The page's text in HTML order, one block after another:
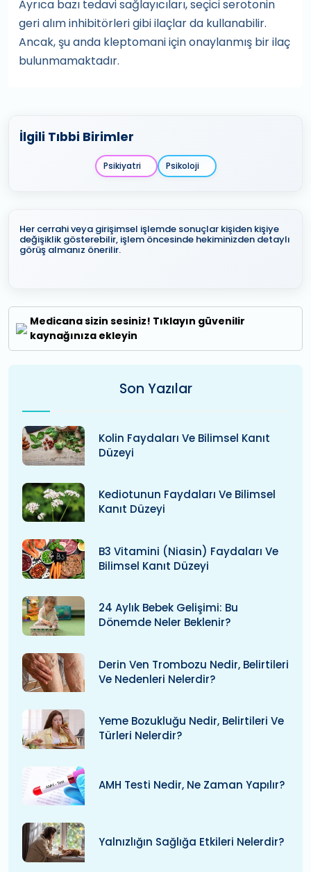
Ayrıca bazı tedavi sağlayıcıları, seçici serotonin
geri alım inhibitörleri gibi ilaçlar da kullanabilir.
Ancak, şu anda kleptomani için onaylanmış bir ilaç
bulunmamaktadır.
İlgili Tıbbi Birimler
Psikiyatri Psikoloji
Her cerrahi veya girişimsel işlemde sonuçlar kişiden kişiye
değişiklik gösterebilir, işlem öncesinde hekiminizden detaylı
görüş almanız önerilir.
Medicana sizin sesiniz! Tıklayın güvenilir
kaynağınıza ekleyin
Son Yazılar
Kolin Faydaları Ve Bilimsel Kanıt
Düzeyi
Kediotunun Faydaları Ve Bilimsel
Kanıt Düzeyi
B3 Vitamini (niasin) Faydaları Ve
Bilimsel Kanıt Düzeyi
24 Aylık Bebek Gelişimi: Bu
Dönemde Neler Beklenir?
Derin Ven Trombozu Nedir, Belirtileri
Ve Nedenleri Nelerdir?
Yeme Bozukluğu Nedir, Belirtileri Ve
Türleri Nelerdir?
AMH Testi Nedir, Ne Zaman Yapılır?
Yalnızlığın Sağlığa Etkileri Nelerdir?